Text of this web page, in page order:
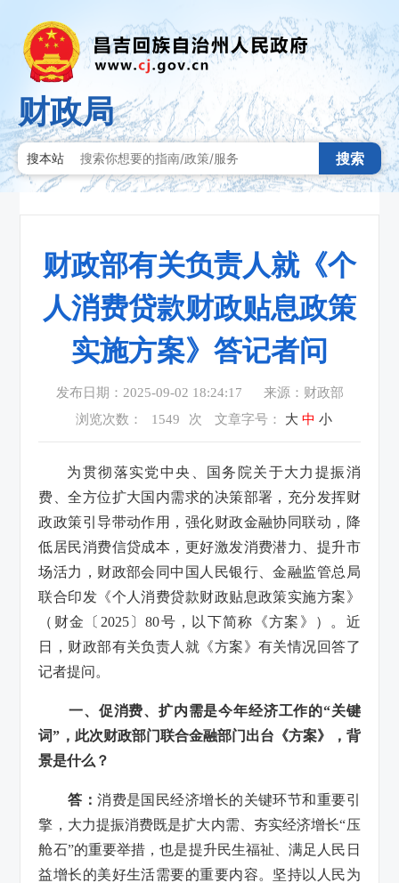
财政局
搜本站 搜索
财政部有关负责人就《个
人消费贷款财政贴息政策
实施方案》答记者问
发布日期：2025-09-02 18:24:17
来源：财政部
浏览次数：
1549 次 文章字号： 大 中 小
为贯彻落实党中央、国务院关于大力提振消
费、全方位扩大国内需求的决策部署，充分发挥财
政政策引导带动作用，强化财政金融协同联动，降
低居民消费信贷成本，更好激发消费潜力、提升市
场活力，财政部会同中国人民银行、金融监管总局
联合印发《个人消费贷款财政贴息政策实施方案》
（财金〔2025〕80号，以下简称《方案》）。近
日，财政部有关负责人就《方案》有关情况回答了
记者提问。
一、促消费、扩内需是今年经济工作的“关键
词”，此次财政部门联合金融部门出台《方案》，背
景是什么？
答：消费是国民经济增长的关键环节和重要引
擎，大力提振消费既是扩大内需、夯实经济增长“压
舱石”的重要举措，也是提升民生福祉、满足人民日
益增长的美好生活需要的重要内容。坚持以人民为